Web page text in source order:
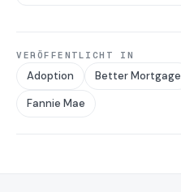
VERÖFFENTLICHT IN
Adoption Better Mortgage
Fannie Mae